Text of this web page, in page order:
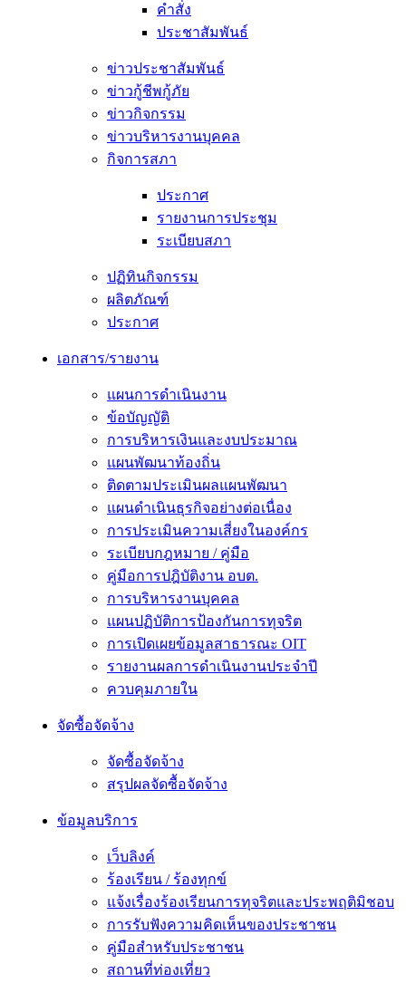
คำสั่ง
ประชาสัมพันธ์
ข่าวประชาสัมพันธ์
ข่าวกู้ชีพกู้ภัย
ข่าวกิจกรรม
ข่าวบริหารงานบุคคล
กิจการสภา
ประกาศ
รายงานการประชุม
ระเบียบสภา
ปฏิทินกิจกรรม
ผลิตภัณฑ์
ประกาศ
เอกสาร/รายงาน
แผนการดำเนินงาน
ข้อบัญญัติ
การบริหารเงินและงบประมาณ
แผนพัฒนาท้องถิ่น
ติดตามประเมินผลแผนพัฒนา
แผนดำเนินธุรกิจอย่างต่อเนื่อง
การประเมินความเสี่ยงในองค์กร
ระเบียบกฎหมาย / คู่มือ
คู่มือการปฎิบัติงาน อบต.
การบริหารงานบุคคล
แผนปฏิบัติการป้องกันการทุจริต
การเปิดเผยข้อมูลสาธารณะ OIT
รายงานผลการดำเนินงานประจำปี
ควบคุมภายใน
จัดซื้อจัดจ้าง
จัดซื้อจัดจ้าง
สรุปผลจัดซื้อจัดจ้าง
ข้อมูลบริการ
เว็บลิงค์
ร้องเรียน / ร้องทุกข์
แจ้งเรื่องร้องเรียนการทุจริตและประพฤติมิชอบ
การรับฟังความคิดเห็นของประชาชน
คู่มือสำหรับประชาชน
สถานที่ท่องเที่ยว